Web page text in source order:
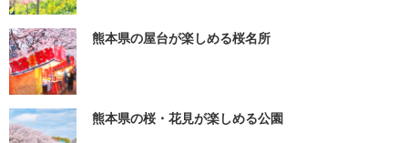
熊本県の屋台が楽しめる桜名所
熊本県の桜・花見が楽しめる公園